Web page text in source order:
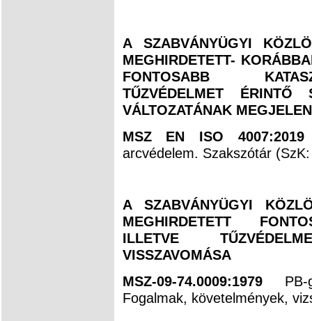
A SZABVÁNYÜGYI
MEGHIRDETETT-
FONTOSABB
TŰZVÉDELMET ÉRINTŐ
VÁLTOZATÁNAK
MSZ EN ISO
arcvédelem. Szakszótár
A SZABVÁNYÜGYI
MEGHIRDETETT
ILLETVE
VISSZAVOMÁSA
MSZ-09-74.0009:1979
Fogalmak, követelmények,